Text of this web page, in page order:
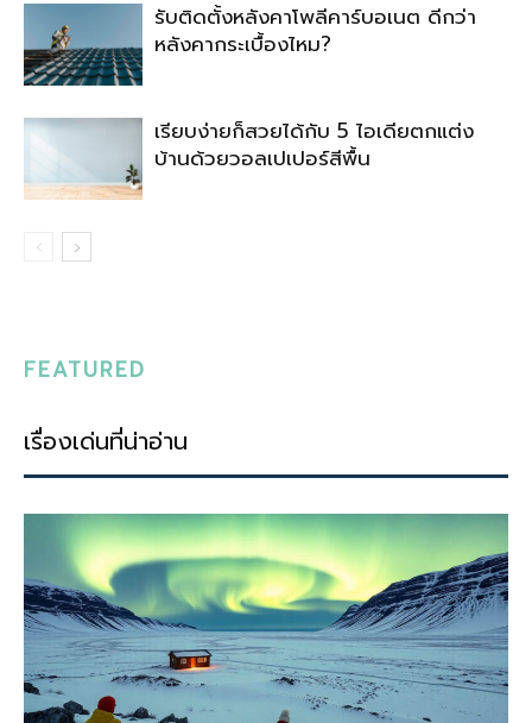
รับติดตั้งหลังคาโพลีคาร์บอเนต ดีกว่า
หลังคากระเบื้องไหม?
เรียบง่ายก็สวยได้กับ 5 ไอเดียตกแต่ง
บ้านด้วยวอลเปเปอร์สีพื้น
FEATURED
เรื่องเด่นที่น่าอ่าน